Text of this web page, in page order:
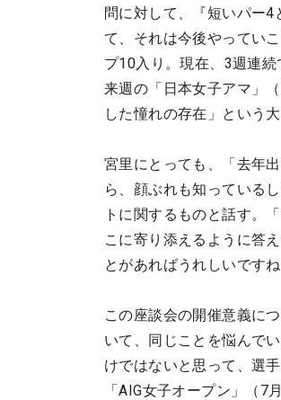
問に対して、『短いパー
て、それは今後やってい
プ10入り。現在、3週連
来週の「日本女子アマ」
した憧れの存在」という
宮里にとっても、「去年
ら、顔ぶれも知っている
トに関するものと話す。
こに寄り添えるように答
とがあればうれしいです
この座談会の開催意義に
いて、同じことを悩んで
けではないと思って、選
「AIG女子オープン」（